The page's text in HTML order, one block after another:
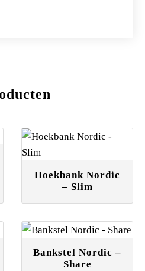
Hoekbank Nordic
– Slim
Bankstel Nordic –
Share